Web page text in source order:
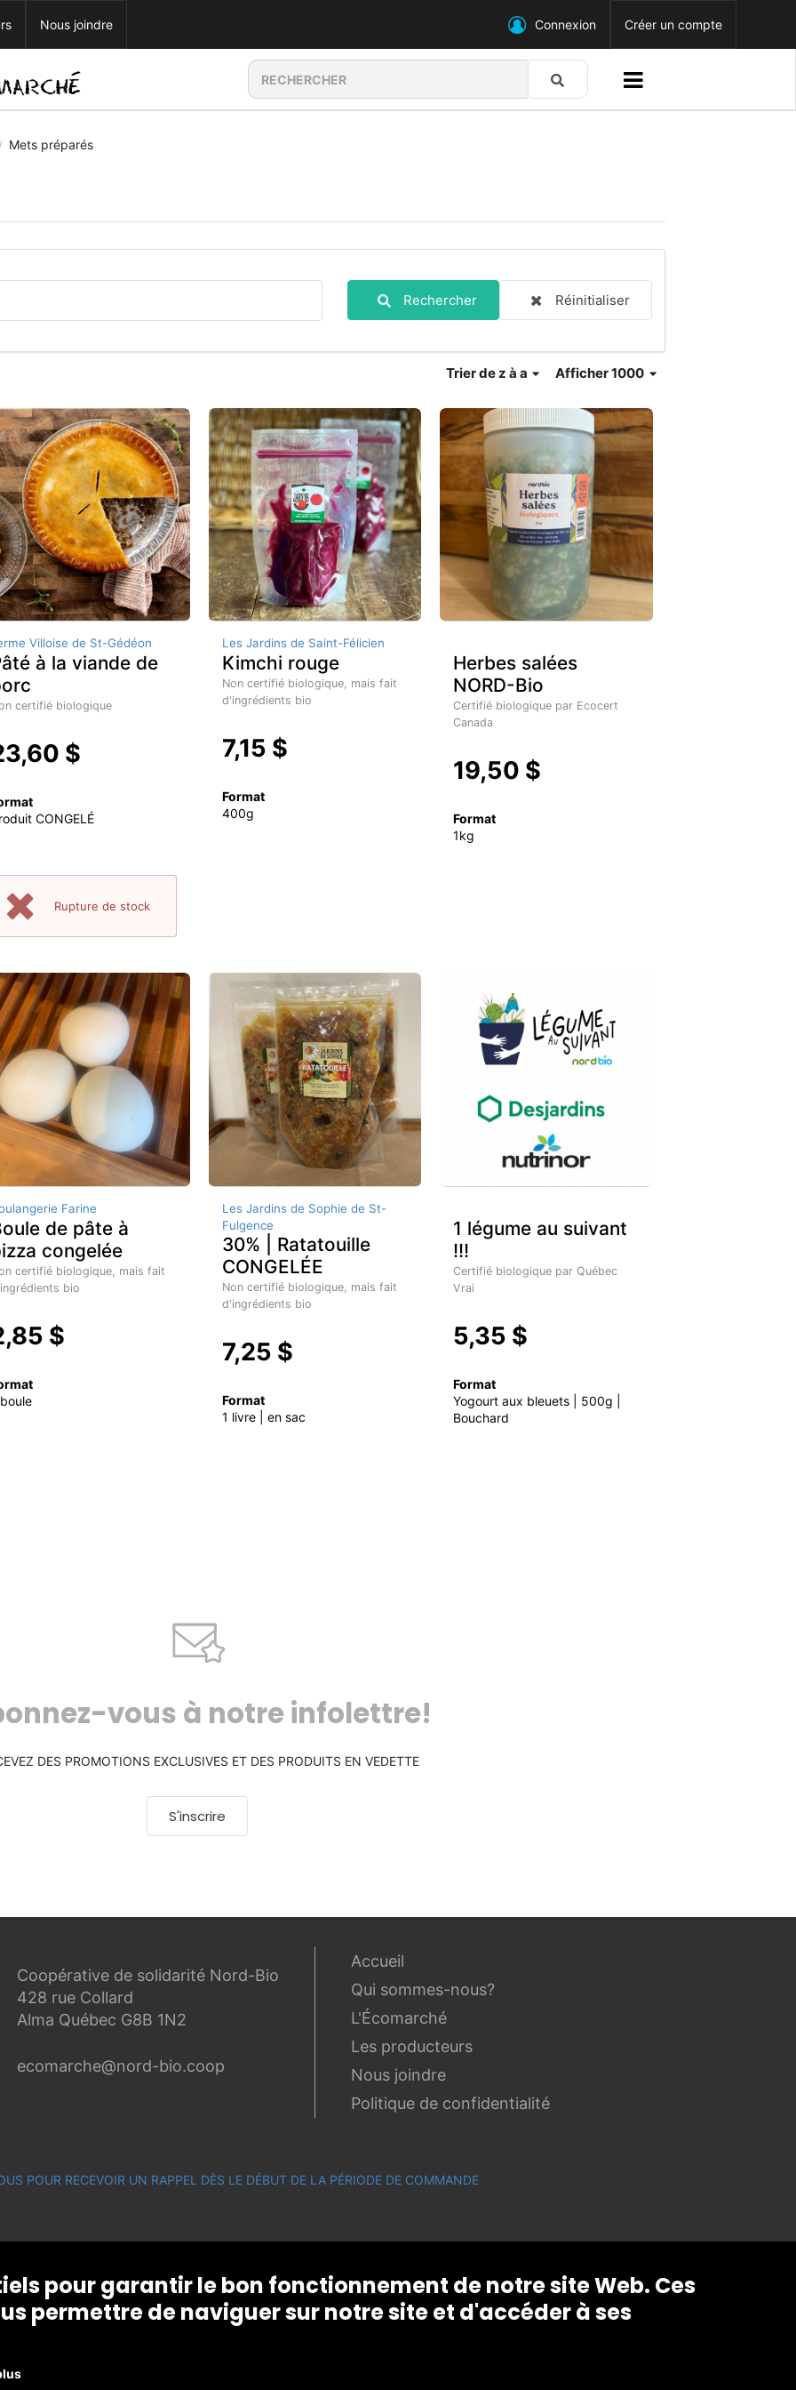
Nous joindre Connexion Créer un compte
Mets préparés
Rechercher Réinitialiser
Afficher 1000
Trierde z à a
Villoise de St-Gédéon
à la viande de
certifié biologique
$
CONGELÉ
Rupture de stock
Les Jardins de Saint-Félicien
Kimchi rouge
Non certifié biologique, mais fait
d'ingrédients bio
7,15 $
Format
400g
Herbes salées
NORD-Bio
Certifié biologique par Ecocert
Canada
19,50 $
Format
1kg
Farine
de pâte à
congelée
certifié biologique, mais fait
bio
$
Les Jardins de Sophie de St-
Fulgence
30% | Ratatouille
CONGELÉE
Non certifié biologique, mais fait
d'ingrédients bio
7,25 $
Format
1 livre | en sac
1 légume au suivant
!!!
Certifié biologique par Québec
Vrai
5,35 $
Format
Yogourt aux bleuets | 500g |
Bouchard
vous à notre infolettre!
DES PROMOTIONS EXCLUSIVES ET DES PRODUITS EN VEDETTE
S'inscrire
Coopérative de solidarité Nord-Bio
428 rue Collard
Alma Québec G8B 1N2
ecomarche@nord-bio.coop
Accueil
Qui sommes-nous?
L'Écomarché
Les producteurs
Nous joindre
Politique de confidentialité
POUR RECEVOIR UN RAPPEL DÈS LE DÉBUT DE LA PÉRIODE DE COMMANDE
pour garantir le bon fonctionnement de notre site Web. Ces
permettre de naviguer sur notre site et d'accéder à ses